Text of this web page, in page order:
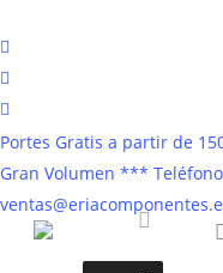
al
contenido
principal
twitter
facebook
instagram
Portes Gratis a partir de
Gran Volumen ***
account
Inicio Bases y Clavijas
TOMA RECTA MONTAJE